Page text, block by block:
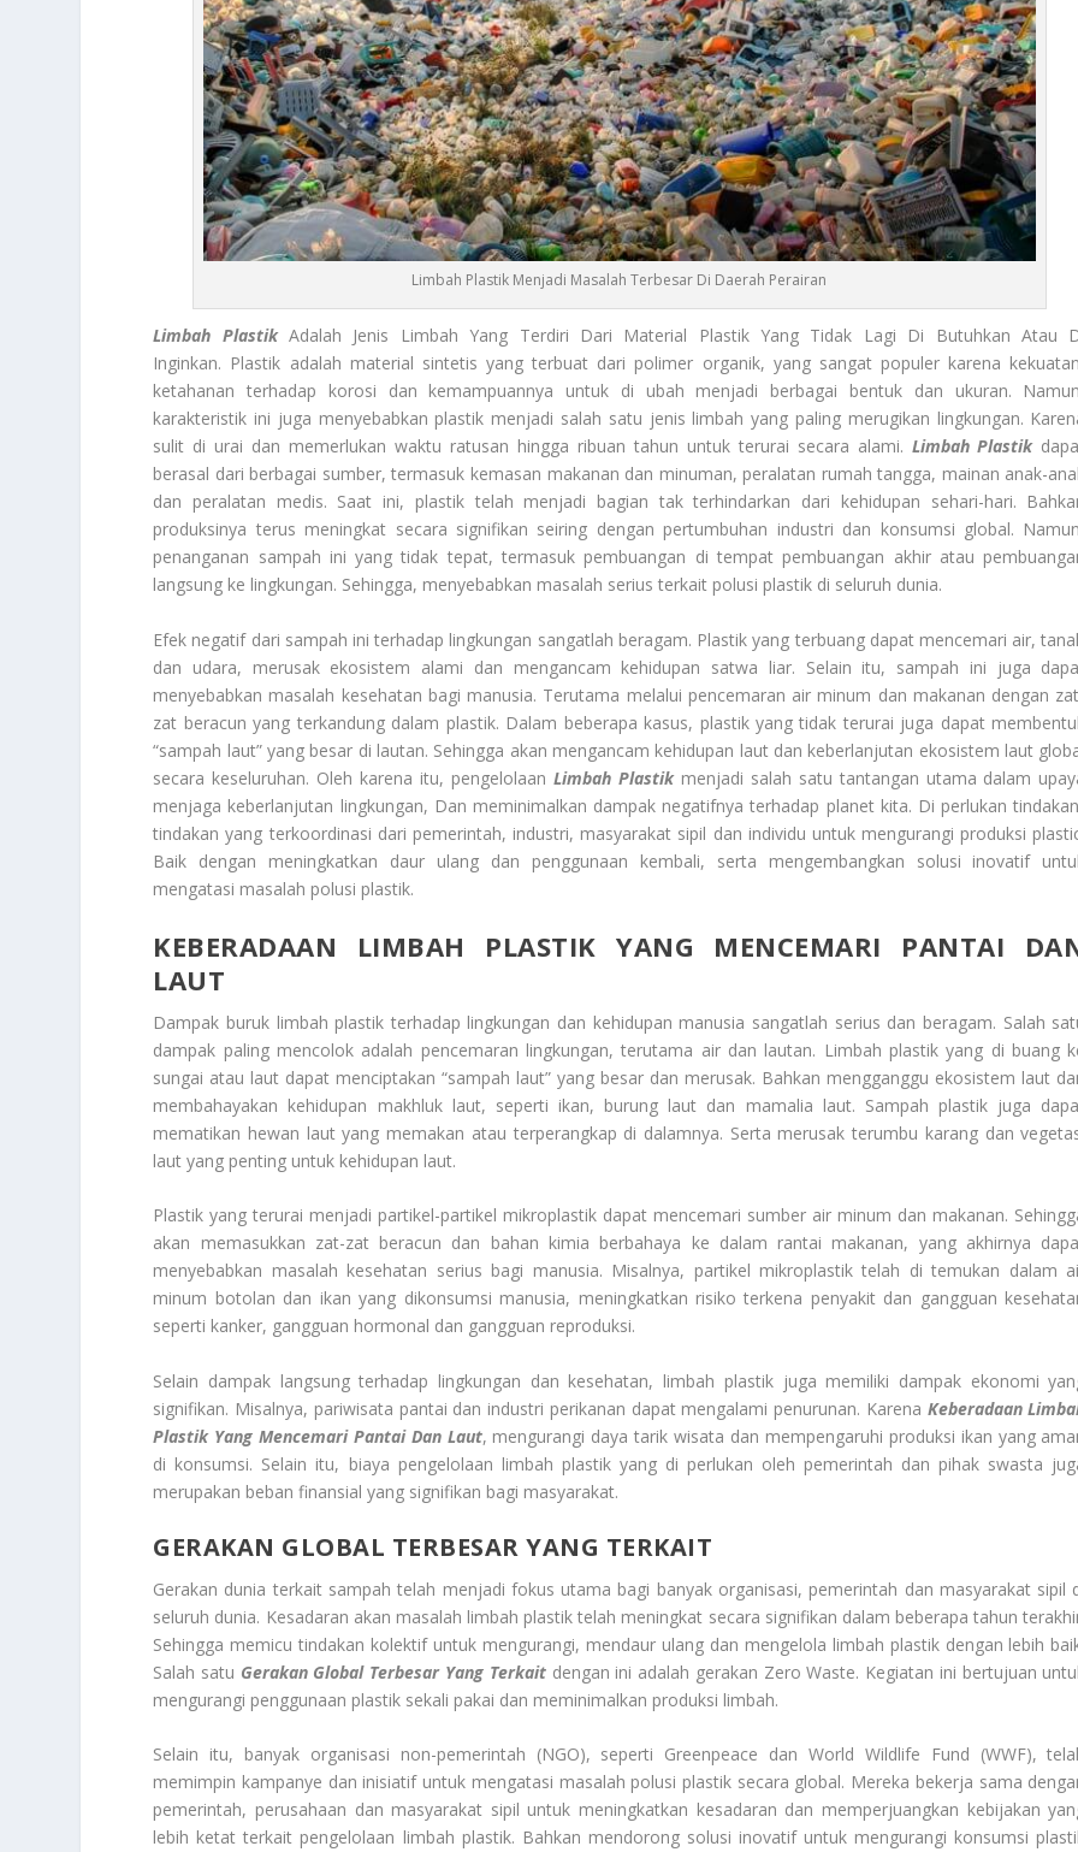
Limbah Plastik Menjadi Masalah Terbesar Di Daerah Perairan
Limbah PlastikAdalah Jenis Limbah Yang Terdiri Dari Material Plastik Yang Tidak Lagi Di Butuhkan Atau
Inginkan. Plastik adalah material sintetis yang terbuat dari polimer organik, yang sangat populer karena
ketahanan terhadap korosi dan kemampuannya untuk di ubah menjadi berbagai bentuk dan ukuran.
karakteristik ini juga menyebabkan plastik menjadi salah satu jenis limbah yang paling merugikan lingkungan.
sulit di urai dan memerlukan waktu ratusan hingga ribuan tahun untuk terurai secara alami. Limbah Plastik
berasal dari berbagai sumber, termasuk kemasan makanan dan minuman, peralatan rumah tangga, mainan anak-
dan peralatan medis. Saat ini, plastik telah menjadi bagian tak terhindarkan dari kehidupan sehari-hari.
produksinya terus meningkat secara signifikan seiring dengan pertumbuhan industri dan konsumsi global.
penanganan sampah ini yang tidak tepat, termasuk pembuangan di tempat pembuangan akhir atau
langsung ke lingkungan. Sehingga, menyebabkan masalah serius terkait polusi plastik di seluruh dunia.
Efek negatif dari sampah ini terhadap lingkungan sangatlah beragam. Plastik yang terbuang dapat mencemari air,
dan udara, merusak ekosistem alami dan mengancam kehidupan satwa liar. Selain itu, sampah ini juga
menyebabkan masalah kesehatan bagi manusia. Terutama melalui pencemaran air minum dan makanan dengan
zat beracun yang terkandung dalam plastik. Dalam beberapa kasus, plastik yang tidak terurai juga dapat
“sampah laut” yang besar di lautan. Sehingga akan mengancam kehidupan laut dan keberlanjutan ekosistem laut
secara keseluruhan. Oleh karena itu, pengelolaan Limbah Plastik menjadi salah satu tantangan utama dalam
menjaga keberlanjutan lingkungan, Dan meminimalkan dampak negatifnya terhadap planet kita. Di perlukan
tindakan yang terkoordinasi dari pemerintah, industri, masyarakat sipil dan individu untuk mengurangi produksi
Baik dengan meningkatkan daur ulang dan penggunaan kembali, serta mengembangkan solusi inovatif
mengatasi masalah polusi plastik.
KEBERADAAN LIMBAH PLASTIK YANG MENCEMARI PANTAI
LAUT
Dampak buruk limbah plastik terhadap lingkungan dan kehidupan manusia sangatlah serius dan beragam. Salah
dampak paling mencolok adalah pencemaran lingkungan, terutama air dan lautan. Limbah plastik yang di buang
sungai atau laut dapat menciptakan “sampah laut” yang besar dan merusak. Bahkan mengganggu ekosistem laut
membahayakan kehidupan makhluk laut, seperti ikan, burung laut dan mamalia laut. Sampah plastik juga
mematikan hewan laut yang memakan atau terperangkap di dalamnya. Serta merusak terumbu karang dan
laut yang penting untuk kehidupan laut.
Plastik yang terurai menjadi partikel-partikel mikroplastik dapat mencemari sumber air minum dan makanan.
akan memasukkan zat-zat beracun dan bahan kimia berbahaya ke dalam rantai makanan, yang akhirnya
menyebabkan masalah kesehatan serius bagi manusia. Misalnya, partikel mikroplastik telah di temukan dalam
minum botolan dan ikan yang dikonsumsi manusia, meningkatkan risiko terkena penyakit dan gangguan
seperti kanker, gangguan hormonal dan gangguan reproduksi.
Selain dampak langsung terhadap lingkungan dan kesehatan, limbah plastik juga memiliki dampak ekonomi
signifikan. Misalnya, pariwisata pantai dan industri perikanan dapat mengalami penurunan. Karena Keberadaan
Plastik Yang Mencemari Pantai Dan Laut, mengurangi daya tarik wisata dan mempengaruhi produksi ikan yang
di konsumsi. Selain itu, biaya pengelolaan limbah plastik yang di perlukan oleh pemerintah dan pihak swasta
merupakan beban finansial yang signifikan bagi masyarakat.
GERAKAN GLOBAL TERBESAR YANG TERKAIT
Gerakan dunia terkait sampah telah menjadi fokus utama bagi banyak organisasi, pemerintah dan masyarakat sipil
seluruh dunia. Kesadaran akan masalah limbah plastik telah meningkat secara signifikan dalam beberapa tahun
Sehingga memicu tindakan kolektif untuk mengurangi, mendaur ulang dan mengelola limbah plastik dengan lebih
Salah satu Gerakan Global Terbesar Yang Terkaitdengan ini adalah gerakan Zero Waste. Kegiatan ini bertujuan
mengurangi penggunaan plastik sekali pakai dan meminimalkan produksi limbah.
Selain itu, banyak organisasi non-pemerintah (NGO), seperti Greenpeace dan World Wildlife Fund (WWF),
memimpin kampanye dan inisiatif untuk mengatasi masalah polusi plastik secara global. Mereka bekerja sama
pemerintah, perusahaan dan masyarakat sipil untuk meningkatkan kesadaran dan memperjuangkan kebijakan
lebih ketat terkait pengelolaan limbah plastik. Bahkan mendorong solusi inovatif untuk mengurangi konsumsi